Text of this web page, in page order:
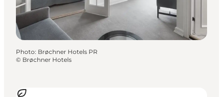
Photo: Brøchner Hotels PR
© Brøchner Hotels